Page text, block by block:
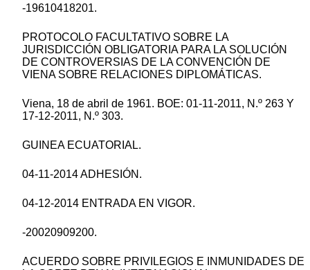
-19610418201.
PROTOCOLO FACULTATIVO SOBRE LA
JURISDICCIÓN OBLIGATORIA PARA LA SOLUCIÓN
DE CONTROVERSIAS DE LA CONVENCIÓN DE
VIENA SOBRE RELACIONES DIPLOMÁTICAS.
Viena, 18 de abril de 1961. BOE: 01-11-2011, N.º 263 Y
17-12-2011, N.º 303.
GUINEA ECUATORIAL.
04-11-2014 ADHESIÓN.
04-12-2014 ENTRADA EN VIGOR.
-20020909200.
ACUERDO SOBRE PRIVILEGIOS E INMUNIDADES DE